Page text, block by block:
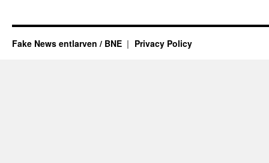
Fake News entlarven / BNE Privacy Policy